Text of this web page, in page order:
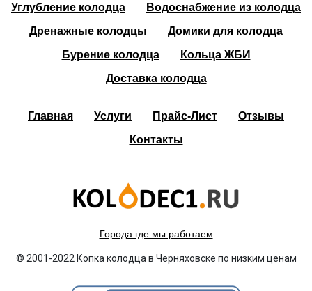
Углубление колодца
Водоснабжение из колодца
Дренажные колодцы
Домики для колодца
Бурение колодца
Кольца ЖБИ
Доставка колодца
Главная Услуги Прайс-Лист
Отзывы
Контакты
Города где мы работаем
© 2001-2022 Копка колодца в Черняховске по низким ценам